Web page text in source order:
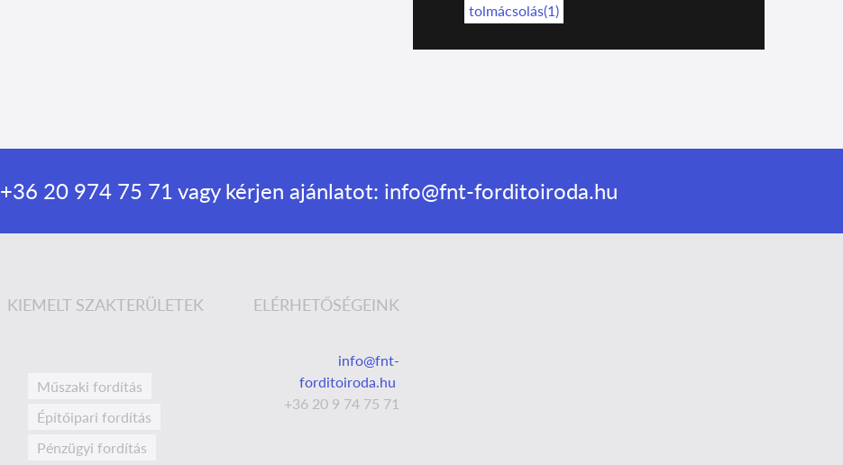
tolmácsolás(1)
+36 20 974 75 71 vagy kérjen ajánlatot: info@fnt-forditoiroda.hu
KIEMELT SZAKTERÜLETEK
Műszaki fordítás
Építőipari fordítás
Pénzügyi fordítás
ELÉRHETŐSÉGEINK
info@fnt-
forditoiroda.hu
+36 20 9 74 75 71